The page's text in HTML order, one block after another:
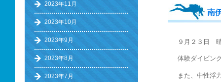
南
９月２３日
体験ダイビン
また、中性浮
2023年11月
2023年10月
2023年9月
2023年8月
2023年7月